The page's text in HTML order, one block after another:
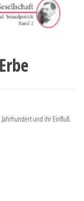
Jahrhundert und ihr Einfluß